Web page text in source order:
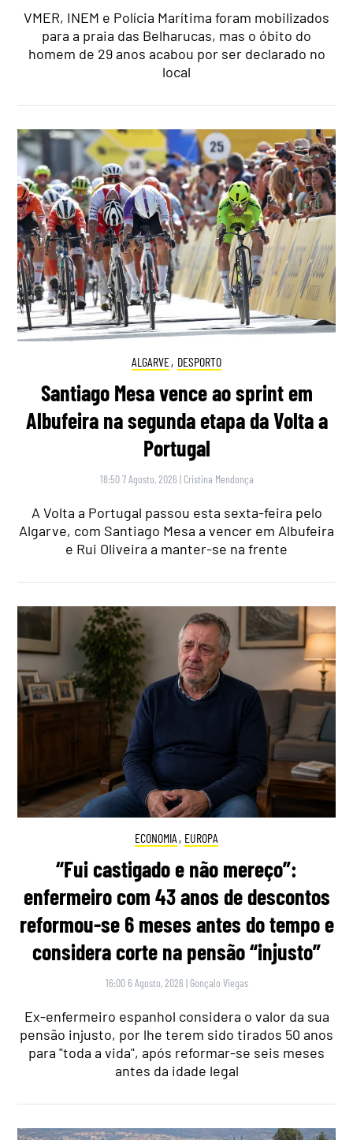
VMER, INEM e Polícia Marítima foram mobilizados
para a praia das Belharucas, mas o óbito do
homem de 29 anos acabou por ser declarado no
local
ALGARVE, DESPORTO
Santiago Mesa vence ao sprint em
Albufeira na segunda etapa da Volta a
Portugal
18:50 7 Agosto, 2026 | Cristina Mendonça
A Volta a Portugal passou esta sexta-feira pelo
Algarve, com Santiago Mesa a vencer em Albufeira
e Rui Oliveira a manter-se na frente
ECONOMIA , EUROPA
“Fui castigado e não mereço”:
enfermeiro com 43 anos de descontos
reformou-se 6 meses antes do tempo e
considera corte na pensão “injusto”
16:00 6 Agosto, 2026 | Gonçalo Viegas
Ex-enfermeiro espanhol considera o valor da sua
pensão injusto, por lhe terem sido tirados 50 anos
para "toda a vida", após reformar-se seis meses
antes da idade legal